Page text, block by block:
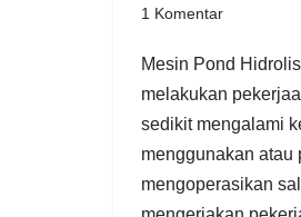
1 Komentar
Mesin Pond
melakukan
sedikit mengalami
menggunakan atau
mengoperasikan